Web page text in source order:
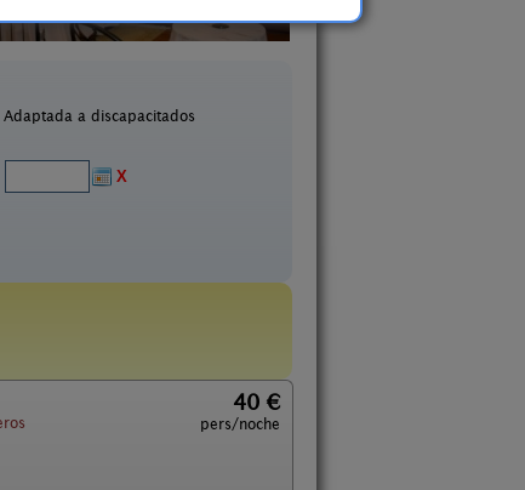
Adaptada a discapacitados
X
40 €
pers/noche